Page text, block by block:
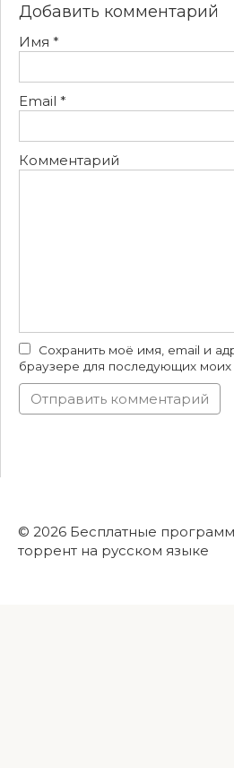
Добавить комментарий
Имя *
Email *
Комментарий
Сохранить моё имя, email и
браузере для последующих моих
© 2026 Бесплатные
торрент на русском языке